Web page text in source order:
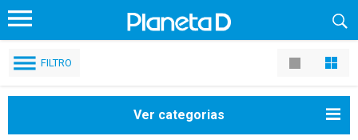
Ver categorias
FILTRO